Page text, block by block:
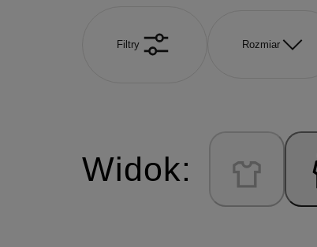
Filtry Rozmiar
Widok: